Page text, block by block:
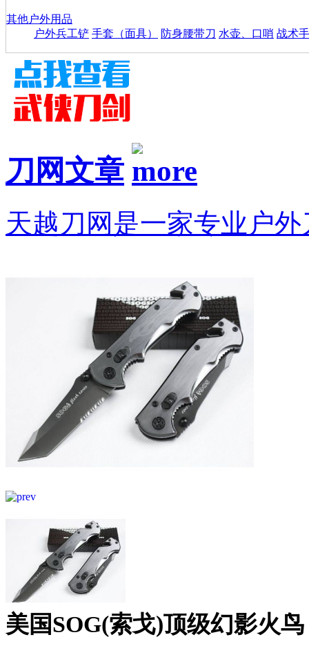
其他户外用品
户外兵工铲 手套（面具） 防身腰带刀 水壶、口哨 战术
刀网文章
天越刀网是一家专业户
美国SOG(索戈)顶级幻影火